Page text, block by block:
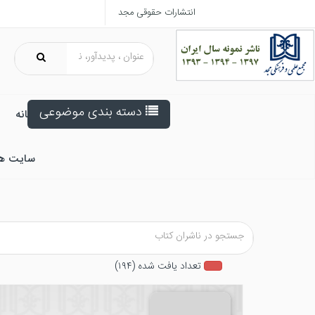
انتشارات حقوقی مجد
دسته بندی موضوعی خانه
سایت
تعداد يافت شده (۱۹۴)